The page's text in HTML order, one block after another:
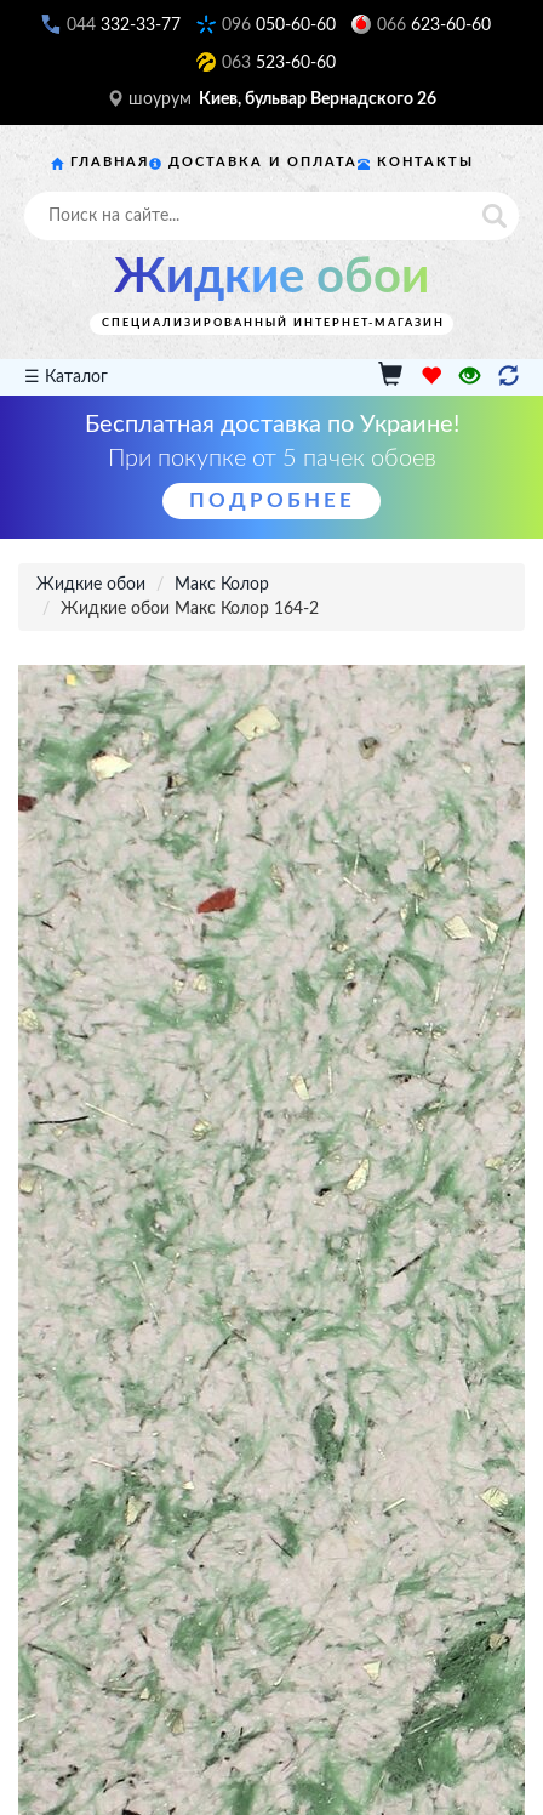
044 332-33-77 096 050-60-60 066 623-60-60
063 523-60-60
шоурум Киев, бульвар Вернадского 26
ГЛАВНАЯ ДОСТАВКА И ОПЛАТА КОНТАКТЫ
Жидкие обои
СПЕЦИАЛИЗИРОВАННЫЙ ИНТЕРНЕТ-МАГАЗИН
☰ Каталог
Бесплатная доставка по Украине!
При покупке от 5 пачек обоев
ПОДРОБНЕЕ
Жидкие обои
Макс Колор
Жидкие обои Макс Колор 164-2